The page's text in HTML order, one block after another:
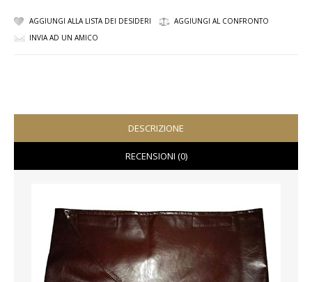
COSTUMI E COPRICOSTUMI
PANTALONI
TOP
TUTE E FELPE
TUTE PANTALONI
AGGIUNGI ALLA LISTA DEI DESIDERI
AGGIUNGI AL CONFRONTO
INVIA AD UN AMICO
DESCRIZIONE
RECENSIONI (0)